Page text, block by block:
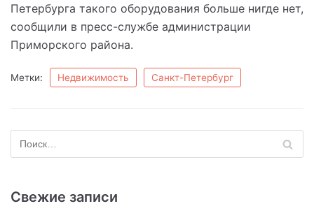
Петербурга такого оборудования больше нигде нет,
сообщили в пресс-службе администрации
Приморского района.
Метки: Недвижимость Санкт-Петербург
Свежие записи